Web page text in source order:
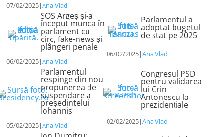
07/02/2025|Ana Vlad
SOS Argeș și-a
început munca în
parlament cu
circ, fake-news și
plângeri penale
06/02/2025|Ana Vlad
Parlamentul a
adoptat bugetul
de stat pe 2025
06/02/2025|Ana Vlad
Parlamentul
respinge din nou
propunerea de
suspendare a
președintelui
Iohannis
05/02/2025|Ana Vlad
Congresul PSD
pentru validarea
lui Crin
Antonescu la
prezidențiale
02/02/2025|Ana Vlad